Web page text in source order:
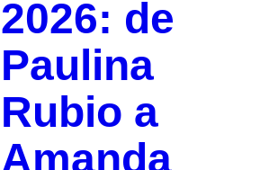
2026: de
Paulina
Rubio a
Amanda